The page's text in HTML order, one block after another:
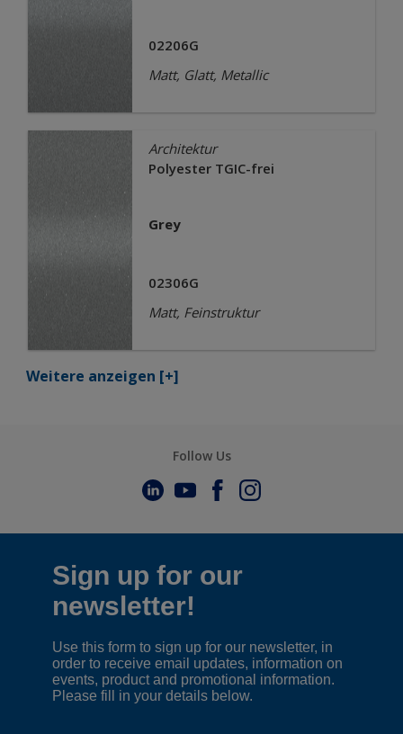
02206G
Matt, Glatt, Metallic
Architektur
Polyester TGIC-frei
Grey
02306G
Matt, Feinstruktur
Weitere anzeigen [+]
Follow Us